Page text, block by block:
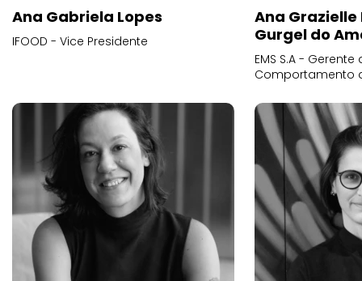
Ana Gabriela Lopes
IFOOD - Vice Presidente
Ana
Gurgel do
EMS S.A -
Comportamento